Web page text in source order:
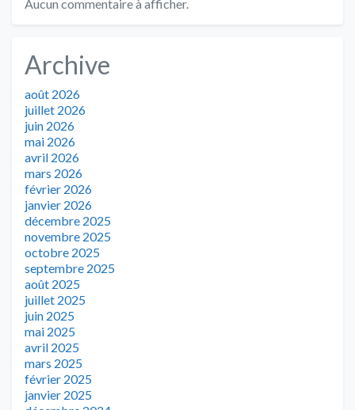
Aucun commentaire à afficher.
Archive
août 2026
juillet 2026
juin 2026
mai 2026
avril 2026
mars 2026
février 2026
janvier 2026
décembre 2025
novembre 2025
octobre 2025
septembre 2025
août 2025
juillet 2025
juin 2025
mai 2025
avril 2025
mars 2025
février 2025
janvier 2025